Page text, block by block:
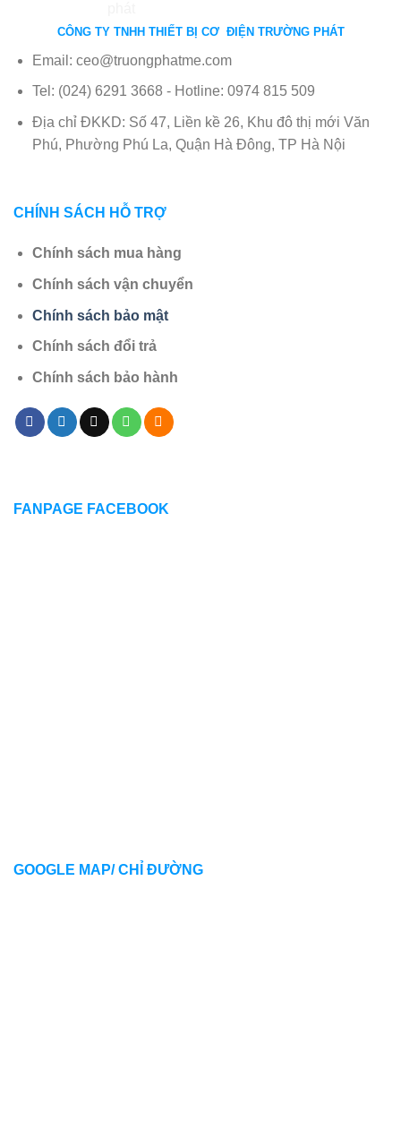
CÔNG TY TNHH THIẾT BỊ CƠ ĐIỆN TRƯỜNG PHÁT
Email: ceo@truongphatme.com
Tel: (024) 6291 3668 - Hotline: 0974 815 509
Địa chỉ ĐKKD: Số 47, Liền kề 26, Khu đô thị mới Văn
Phú, Phường Phú La, Quận Hà Đông, TP Hà Nội
CHÍNH SÁCH HỖ TRỢ
Chính sách mua hàng
Chính sách vận chuyển
Chính sách bảo mật
Chính sách đổi trả
Chính sách bảo hành
FANPAGE FACEBOOK
GOOGLE MAP/ CHỈ ĐƯỜNG